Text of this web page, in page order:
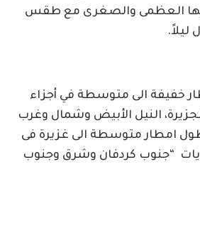
العظمى والصغرى مع طقس
ليلاً.
خفيفة الى متوسطة في أجزاء
النيل الأبيض وشمال وغرب
امطار متوسطة الى غزيرة فى
“جنوب كردفان وشرق وجنوب